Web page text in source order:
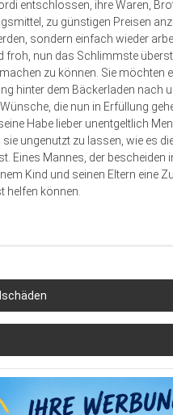
entschlossen, ihre Waren,
zu günstigen Preisen
sondern einfach wieder
froh, nun das Schlimmste
zu können. Sie möchten
hinter dem Bäckerladen nach
die nun in Erfüllung
Habe lieber unentgeltlich
ungenutzt zu lassen, wie es
Eines Mannes, der bescheiden
Kind und seinen Eltern eine
helfen können.